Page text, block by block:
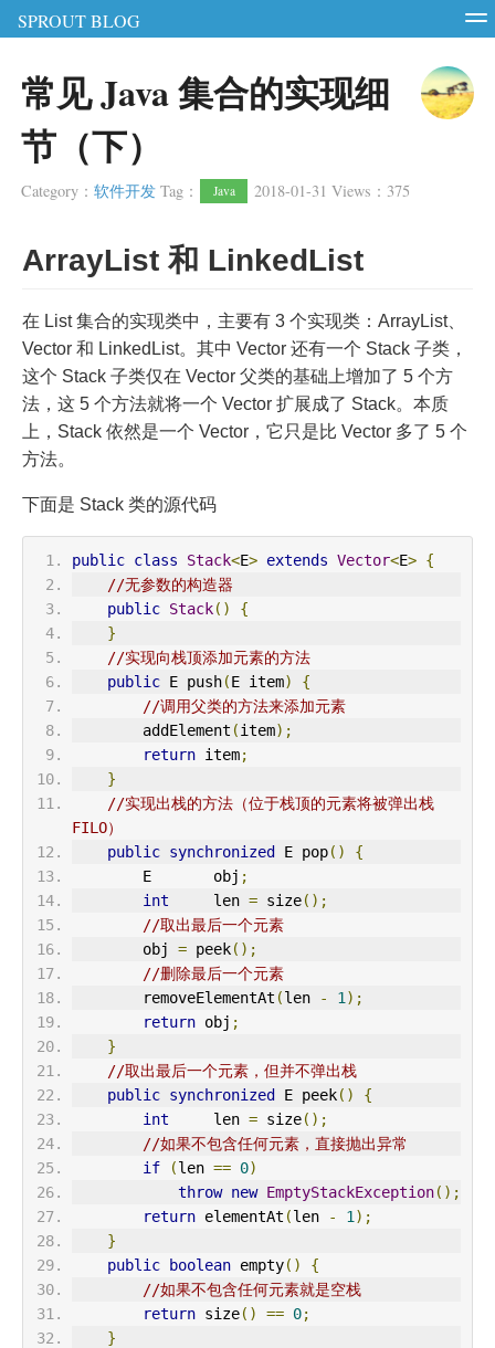
SPROUT BLOG
RSS
Login Register
常见 Java 集合的实现细
节（下）
Category ：软件开发 Tag ： Java 2018-01-31 Views ： 375
ArrayList 和 LinkedList
在 List 集合的实现类中，主要有 3 个实现类：ArrayList、
Vector 和 LinkedList。其中 Vector 还有一个 Stack 子类，
这个 Stack 子类仅在 Vector 父类的基础上增加了 5 个方
法，这 5 个方法就将一个 Vector 扩展成了 Stack。本质
上，Stack 依然是一个 Vector，它只是比 Vector 多了 5 个
方法。
下面是 Stack 类的源代码
public class Stack<E> extends Vector<E> {
//无参数的构造器
public Stack()
{
}
//实现向栈顶添加元素的方法
public E push(E item)
{
//调用父类的方法来添加元素
        addElement
(item);
return item;
}
//实现出栈的方法（位于栈顶的元素将被弹出栈
FILO）
public synchronized E pop()
{
        E       obj
;
int
     len
= size();
//取出最后一个元素
        obj
= peek();
//删除最后一个元素
        removeElementAt
(len - 1 );
return obj ;
}
//取出最后一个元素，但并不弹出栈
public synchronized E peek()
{
int
     len
= size();
//如果不包含任何元素，直接抛出异常
if
(len == 0)
throw new EmptyStackException();
return elementAt (len - 1 );
}
public
boolean empty()
{
//如果不包含任何元素就是空栈
return size() == 0;
}